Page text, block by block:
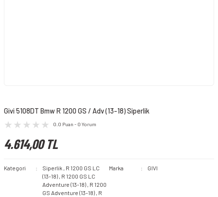
Givi 5108DT Bmw R 1200 GS / Adv (13-18) Siperlik
0.0 Puan - 0 Yorum
4.614,00 TL
Kategori Siperlik , R 1200 GS LC
(13-18) , R 1200 GS LC
Adventure (13-18) , R 1200
GS Adventure (13-18) , R
Marka GIVI